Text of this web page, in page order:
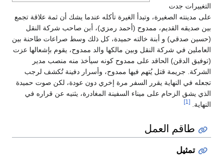
التغييرات جدت
على مدينته الصغيرة، وتبدأ الغيرة تأكله عندما يشك أن ثمة علاقة تجمع
بين صديقه القديم، ممدوح (أحمد رمزي)، أبن صاحب شركة النقل
(حسين صدقي) و أبنة خالته حميدة، كل ذلك وسط صراعات طاحنة بين
العاملين في شركة النقل وبين مالكها والد ممدوح، يقوم بإشعالها عزت
(توفيق الدقن) الحاقد على ممدوح كونه سيأخذ منه منصب مدير
الشركة. جريمة قتل يُتهم فيها ممدوح، وأسرار دفينة تُكشف لرجب
تجعله في النهاية يقرر السفر مرة إخري دون عودة، لكن صوت حميدة
الذي يشق الزحام على ميناء السفينة المغادرة، يثنيه عن قراره في
النهاية. [1]
طاقم العمل
تمثيل